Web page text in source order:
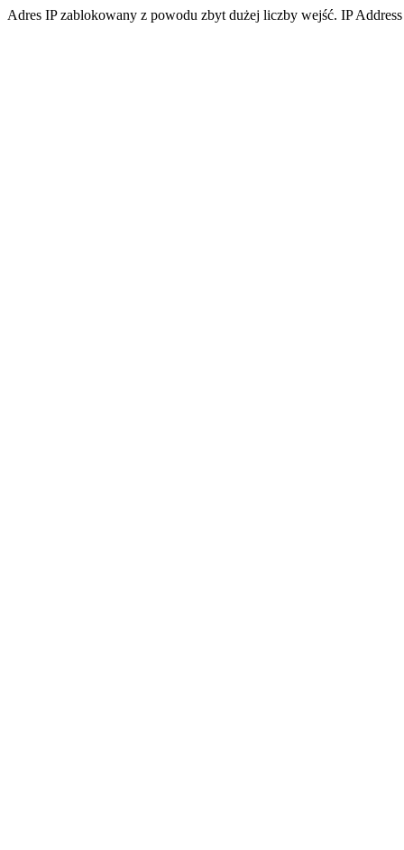
Adres IP zablokowany z powodu zbyt dużej liczby wejść. IP